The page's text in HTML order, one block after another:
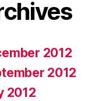
2012
2012
2012